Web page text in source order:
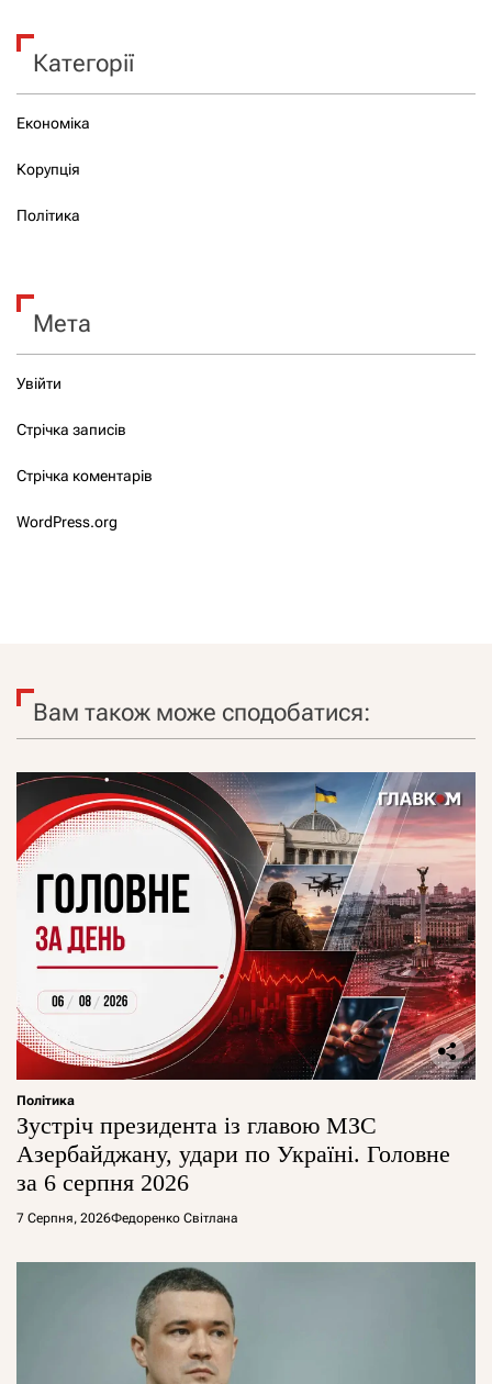
Категорії
Економіка
Корупція
Політика
Мета
Увійти
Стрічка записів
Стрічка коментарів
WordPress.org
Вам також може сподобатися:
Політика
Зустріч президента із главою МЗС
Азербайджану, удари по Україні. Головне
за 6 серпня 2026
7 Серпня, 2026Федоренко Світлана